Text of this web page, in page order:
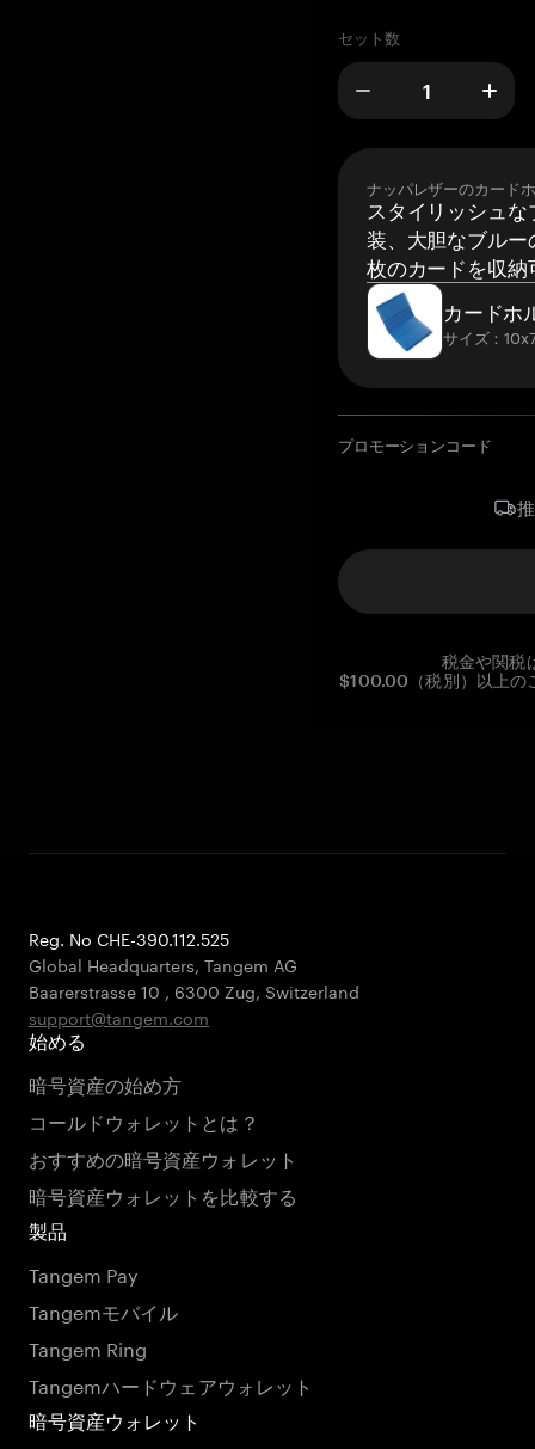
セット数
ナッパレザーのカード
スタイリッシュ
装、大胆なブルー
枚のカードを収納
カードホ
サイズ：
プロモーションコード
税金や関税
$100.00（税別）以上の
Reg. No CHE-390.112.525
Global Headquarters, Tangem AG
Baarerstrasse 10 , 6300 Zug, Switzerland
support@tangem.com
始める
暗号資産の始め方
コールドウォレットとは？
おすすめの暗号資産ウォレット
暗号資産ウォレットを比較する
製品
Tangem Pay
Tangemモバイル
Tangem Ring
Tangemハードウェアウォレット
暗号資産ウォレット